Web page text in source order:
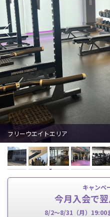
フリーウエイトエリア
キャンペ
今月入会で
8/2～8/31（月）19:00